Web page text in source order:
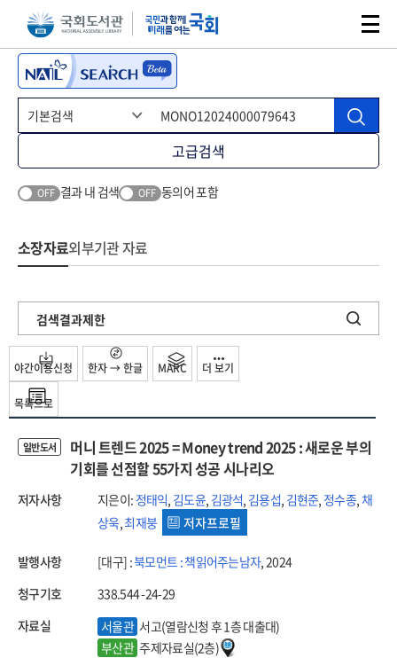
본문 바로가기주메뉴 바로가기
고급검색
OFF 결과 내 검색 OFF 동의어 포함
소장자료외부기관 자료
검색결과제한
목록으로
야간이용신청 한자 → 한글 MARC 더 보기
일반도서
머니 트렌드 2025 = Money trend 2025 : 새로운 부의
기회를 선점할 55가지 성공 시나리오
저자사항 지은이: 정태익, 김도윤, 김광석, 김용섭, 김현준, 정수종,채
상욱,최재붕 저자프로필
발행사항 [대구] :북모먼트 : 책읽어주는남자, 2024
청구기호
338.544 -24-29
자료실
서울관 서고(열람신청 후 1층 대출대)
부산관 주제자료실(2층)